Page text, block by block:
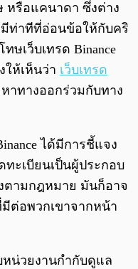
หรือแคนาดา ซึ่งต่าง
ท่าทีที่อ่อนข้อให้กับคริ
ษเว็บเทรด Binance
ให้เห็นว่า เว็บเทรด
าทางออกร่วมกับทาง
ได้มีการชี้แจง
ะเบียนเป็นผู้ประกอบ
ตามกฎหมาย มันก็อาจ
ต่อพวกเขาจากหน้า
หน่วยงานกำกับดูแล